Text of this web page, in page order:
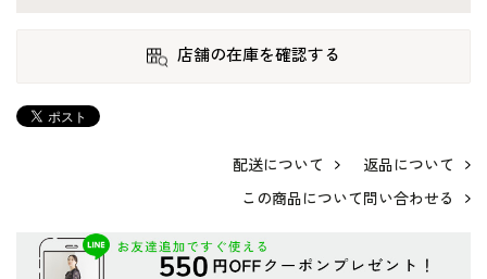
店舗の在庫を確認する
配送について
返品について
この商品について問い合わせる